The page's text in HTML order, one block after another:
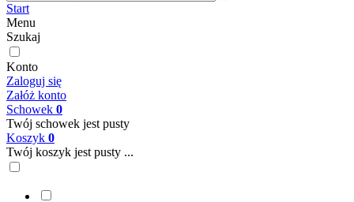
Start
Menu
Szukaj
Konto
Zaloguj się
Załóż konto
Schowek 0
Twój schowek jest pusty
Koszyk 0
Twój koszyk jest pusty ...